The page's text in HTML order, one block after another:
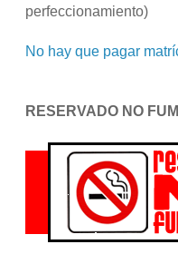
perfeccionamiento)
No hay que pagar
RESERVADO NO